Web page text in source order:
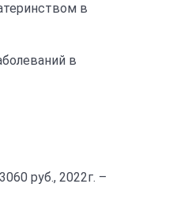
в
в
руб., 2022г. –